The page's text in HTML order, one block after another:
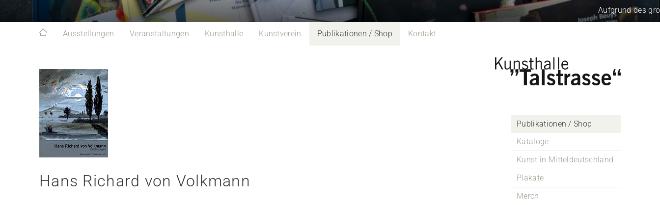
Aufgrund des
Ausstellungen Veranstaltungen Kunsthalle Kunstverein Publikationen / Shop Kontakt
Publikationen / Shop
Kataloge
Kunst in Mitteldeutschland
Plakate
Merch
Hans Richard von Volkmann